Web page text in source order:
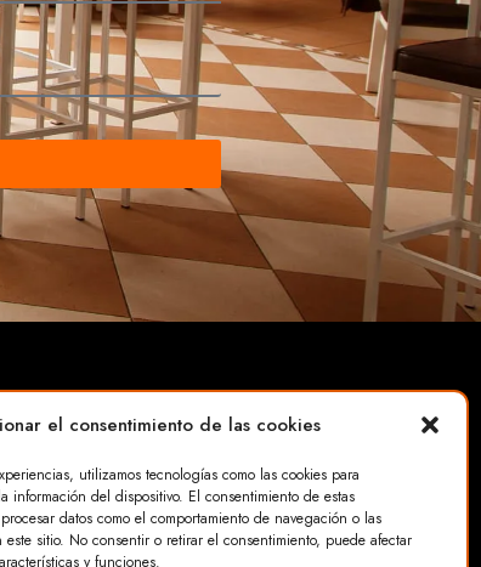
el consentimiento de las cookies
utilizamos tecnologías como las cookies para
información del dispositivo. El consentimiento de estas
datos como el comportamiento de navegación o las
sitio. No consentir o retirar el consentimiento, puede afectar
y funciones.